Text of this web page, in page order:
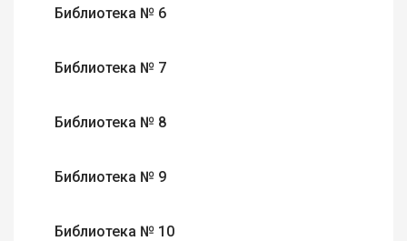
Библиотека № 6
Библиотека № 7
Библиотека № 8
Библиотека № 9
Библиотека № 10